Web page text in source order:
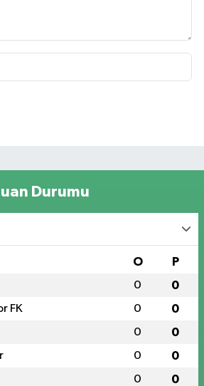
Durumu
O P
0 0
FK 0 0
0 0
0 0
0 0